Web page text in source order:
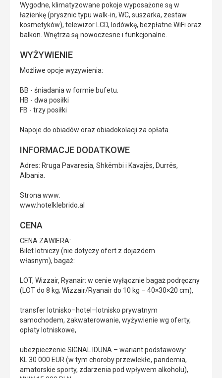
Wygodne, klimatyzowane pokoje wyposażone są w
łazienkę (prysznic typu walk-in, WC, suszarka, zestaw
kosmetyków), telewizor LCD, lodówkę, bezpłatne WiFi oraz
balkon. Wnętrza są nowoczesne i funkcjonalne.
WYŻYWIENIE
Możliwe opcje wyżywienia:
BB - śniadania w formie bufetu.
HB - dwa posiłki
FB - trzy posiłki
Napoje do obiadów oraz obiadokolacji za opłata.
INFORMACJE DODATKOWE
Adres: Rruga Pavaresia, Shkëmbi i Kavajës, Durrës,
Albania.
Strona www:
www.hotelklebrido.al
CENA
CENA ZAWIERA:
Bilet lotniczy (nie dotyczy ofert z dojazdem
własnym), bagaż:
LOT, Wizzair, Ryanair: w cenie wyłącznie bagaż podręczny
(LOT do 8 kg; Wizzair/Ryanair do 10 kg – 40×30×20 cm),
transfer lotnisko–hotel–lotnisko prywatnym
samochodem, zakwaterowanie, wyżywienie wg oferty,
opłaty lotniskowe,
ubezpieczenie SIGNAL IDUNA – wariant podstawowy:
KL 30 000 EUR (w tym choroby przewlekłe, pandemia,
amatorskie sporty, zdarzenia pod wpływem alkoholu),